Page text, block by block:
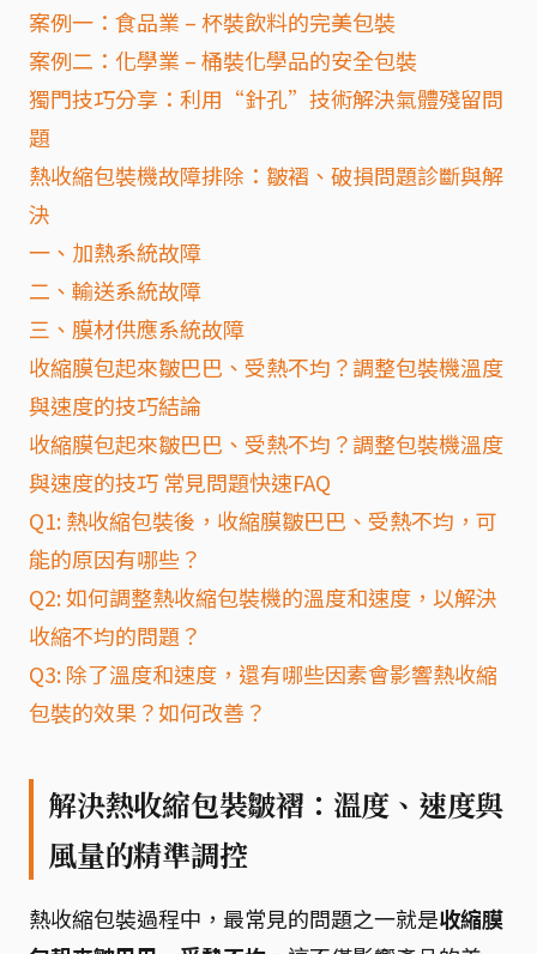
案例一：食品業 – 杯裝飲料的完美包裝
案例二：化學業 – 桶裝化學品的安全包裝
獨門技巧分享：利用“針孔”技術解決氣體殘留問
題
熱收縮包裝機故障排除：皺褶、破損問題診斷與解
決
一、加熱系統故障
二、輸送系統故障
三、膜材供應系統故障
收縮膜包起來皺巴巴、受熱不均？調整包裝機溫度
與速度的技巧結論
收縮膜包起來皺巴巴、受熱不均？調整包裝機溫度
與速度的技巧 常見問題快速FAQ
Q1: 熱收縮包裝後，收縮膜皺巴巴、受熱不均，可
能的原因有哪些？
Q2: 如何調整熱收縮包裝機的溫度和速度，以解決
收縮不均的問題？
Q3: 除了溫度和速度，還有哪些因素會影響熱收縮
包裝的效果？如何改善？
解決熱收縮包裝皺褶：溫度、速度與
風量的精準調控
熱收縮包裝過程中，最常見的問題之一就是收縮膜